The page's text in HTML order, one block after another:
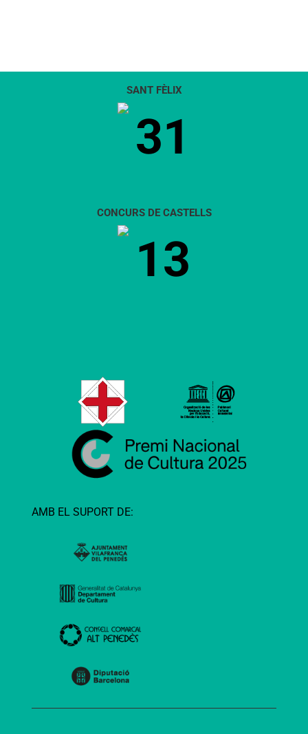
SANT FÈLIX
31
CONCURS DE CASTELLS
13
AMB EL SUPORT DE: